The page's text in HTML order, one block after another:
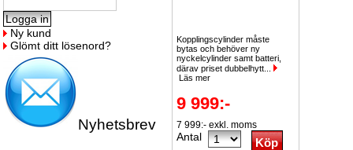
Ny kund
Glömt ditt lösenord?
Nyhetsbrev
Kopplingscylinder måste
bytas och behöver ny
nyckelcylinder samt batteri,
därav priset dubbelhytt...
Läs mer
9 999:-
7 999:- exkl. moms
Antal